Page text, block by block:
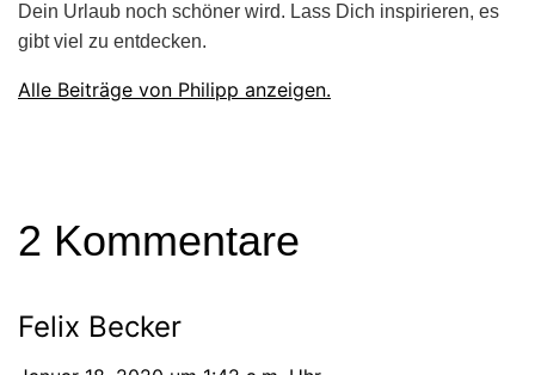
Dein Urlaub noch schöner wird. Lass Dich inspirieren, es
gibt viel zu entdecken.
Alle Beiträge von Philipp anzeigen.
2 Kommentare
Felix Becker